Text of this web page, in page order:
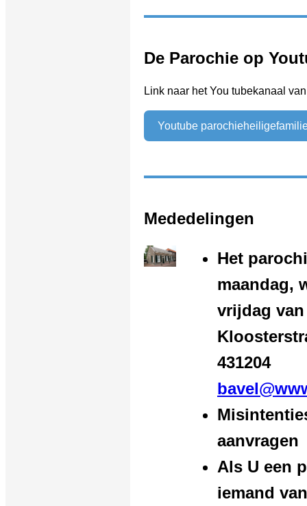
De Parochie op
Link naar het You tubekanaal
Youtube
Mededelingen
Het
maandag,
vrijdag van
431204
aanvragen
Als U een
iemand